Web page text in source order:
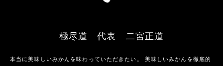
極尽道 代表 二宮正道
本当に美味しいみかんを味わっていただきたい。 美味しいみかんを徹底的